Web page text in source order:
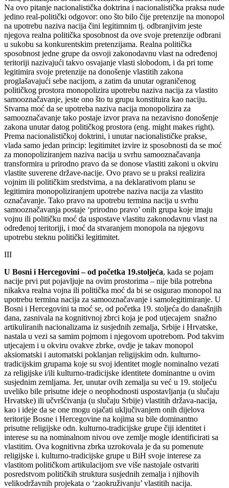
Na ovo pitanje nacionalistička doktrina i nacionalistička praksa nude
jedino real-politički odgovor: ono što bilo čije pretenzije na monopol
na upotrebu naziva nacija čini legitimnim tj. odbranjivim jeste
njegova realna politička sposobnost da ove svoje pretenzije odbrani
u sukobu sa konkurentskim pretenzijama. Realna politička
sposobnost jedne grupe da osvoji zakonodavnu vlast na određenoj
teritoriji nazivajući takvo osvajanje vlasti slobodom, i da pri tome
legitimira svoje pretenzije na donošenje vlastitih zakona
proglašavajući sebe nacijom, a zatim da unutar ograničenog
političkog prostora monopolizira upotrebu naziva nacija za vlastito
samooznačavanje, jeste ono što tu grupu konstituira kao naciju.
Stvarna moć da se upotreba naziva nacija monopolizira za
samooznačavanje tako postaje izvor prava na nezavisno donošenje
zakona unutar datog političkog prostora (eng. might makes right).
Prema nacionalističkoj doktrini, i unutar nacionalističke prakse,
vlada samo jedan princip: legitimitet izvire iz sposobnosti da se moć
za monopoliziranjem naziva nacija u svrhu samooznačavanja
transformira u prirodno pravo da se donose vlastiti zakoni u okviru
vlastite suverene države-nacije. Ovo pravo se u praksi realizira
vojnim ili političkim sredstvima, a na deklarativom planu se
legitimira monopoliziranjem upotrebe naziva nacija za vlastito
označavanje. Tako pravo na upotrebu termina nacija u svrhu
samooznačavanja postaje ‘prirodno pravo’ onih grupa koje imaju
vojnu ili političku moć da uspostave vlastitu zakonodavnu vlast na
određenoj teritoriji, i moć da stvaranjem monopola na njegovu
upotrebu steknu politički legitimitet.
III
U Bosni i Hercegovini – od početka 19.stoljeća, kada se pojam
nacije prvi put pojavljuje na ovim prostorima – nije bila potrebna
nikakva realna vojna ili politička moć da bi se osigurao monopol na
upotrebu termina nacija za samooznačavanje i samolegitimiranje. U
Bosni i Hercegovini ta moć se, od početka 19. stoljeća do današnjih
dana, zasnivala na kognitivnoj zbrci koja je pod utjecajem snažno
artikuliranih nacionalizama iz susjednih zemalja, Srbije i Hrvatske,
nastala u vezi sa samim pojmom i njegovom upotrebom. Pod takvim
utjecajem i u okviru ovakve zbrke, ovdje je takav monopol
aksiomatski i automatski poklanjan religijskim odn. kulturno-
tradicijskim grupama koje su svoj identitet mogle nominalno vezati
za religijske i/ili kulturno-tradicijske identitete dominantne u ovim
susjednim zemljama. Jer, unutar ovih zemalja su već u 19. stoljeću
uveliko bile prisutne ideje o neophodnosti uspostavljanja (u slučaju
Hrvatske) ili učvršćivanja (u slučaju Srbije) vlastitih država-nacija,
kao i ideje da se one mogu ojačati uključivanjem onih dijelova
teritorije Bosne i Hercegovine na kojima su bile dominantno
prisutne religijske odn. kulturno-tradicijske grupe čiji identitet i
interese su na nominalnom nivou ove zemlje mogle identificirati sa
vlastitim. Ova kognitivna zbrka uzrokovala je da su pomenute
religijske i. kulturno-tradicijske grupe u BiH svoje interese za
vlastitom političkom artikulacijom sve više nastojale ostvariti
posredstvom političkih struktura susjednih zemalja i njihovih
velikodržavnih projekata o ‘zaokruživanju’ vlastitih nacija.